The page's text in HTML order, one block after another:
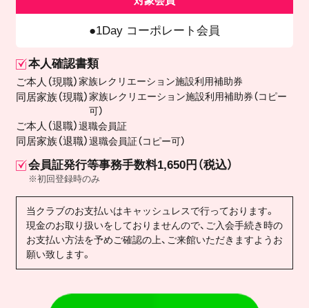
1Day コーポレート会員
本人確認書類
ご本人（現職）家族レクリエーション施設利用補助券
同居家族（現職）家族レクリエーション施設利用補助券（コピー
可）
ご本人（退職）退職会員証
同居家族（退職）退職会員証（コピー可）
会員証発行等事務手数料1,650円（税込）
※初回登録時のみ
当クラブのお支払いはキャッシュレスで行っております。
現金のお取り扱いをしておりませんので、ご入会手続き時の
お支払い方法を予めご確認の上、ご来館いただきますようお
願い致します。